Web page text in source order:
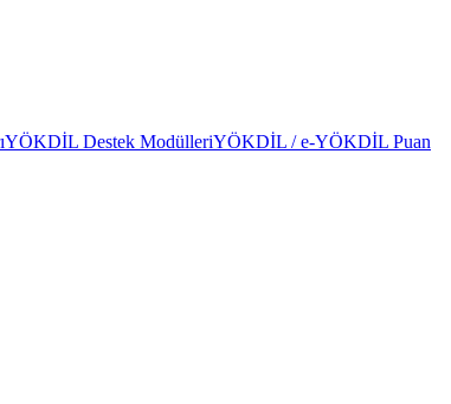
YÖKDİL Destek ModülleriYÖKDİL / e-YÖKDİL Puan